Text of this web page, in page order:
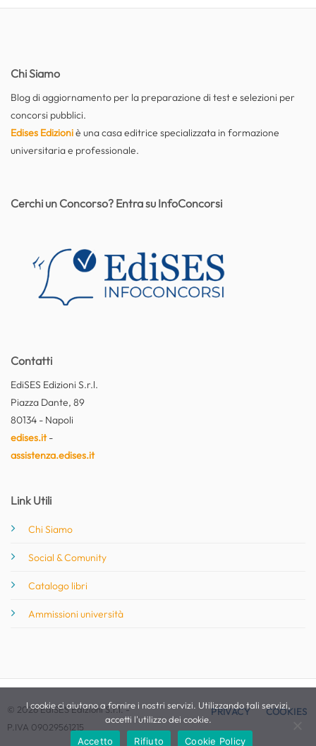
Chi Siamo
Blog di aggiornamento per la preparazione di test e selezioni per
concorsi pubblici.
Edises Edizioniè una casa editrice specializzata in formazione
universitaria e professionale.
Contatti
EdiSES Edizioni S.r.l.
Piazza Dante, 89
80134 - Napoli
edises.it-
assistenza.edises.it
Link Utili
Chi Siamo
Social & Comunity
Catalogo libri
Ammissioni università
Cerchi un Concorso? Entra su InfoConcorsi
© 2026 EdiSES Edizioni S.r.l. -
P.IVA 09029561215
PRIVACY COOKIES
I cookie ci aiutano a fornire i nostri servizi. Utilizzando tali servizi,
accetti l'utilizzo dei cookie.
Accetto
Rifiuto Cookie Policy